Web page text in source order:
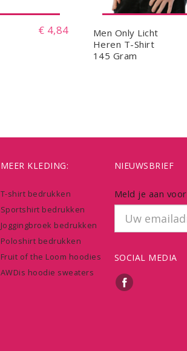
€ 4,84
Men Only Licht
Heren T-Shirt
145 Gram
MEER KLEDING:
T-shirt bedrukken
Sportshirt bedrukken
Joggingbroek bedrukken
Poloshirt bedrukken
Fruit of the Loom hoodies
AWDis hoodie sweaters
NIEUWSBRIEF
Meld je aan
SOCIAL MEDIA